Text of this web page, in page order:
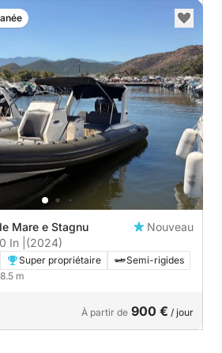
Mare e Stagnu
Nouveau
In | (2024)
Super propriétaire
Semi-rigides
8.5 m
À partir de 900 € / jour